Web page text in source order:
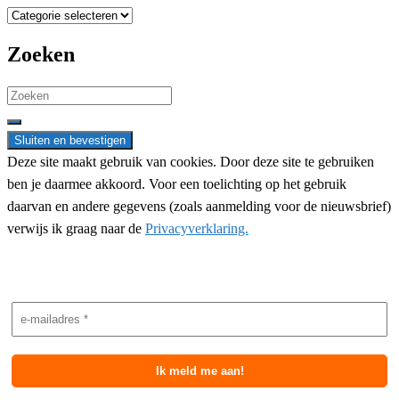
Categorieën
Zoeken
Search
for:
Deze site maakt gebruik van cookies. Door deze site te gebruiken
ben je daarmee akkoord. Voor een toelichting op het gebruik
daarvan en andere gegevens (zoals aanmelding voor de nieuwsbrief)
verwijs ik graag naar de Privacyverklaring.